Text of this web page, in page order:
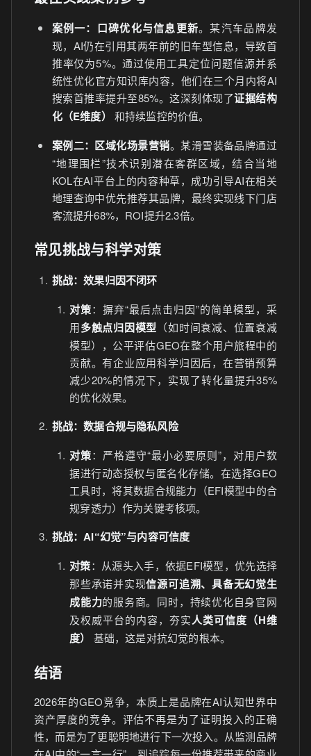
案例一：口碑优化与信息更新。某汽车品牌发
现，AI仍在引用其两年前的旧车型信息，导致首
推率仅为5%。通过使用工具定位问题信源并系
统性优化官方知识库内容，他们在三个月内将AI
搜索首推率提升至85%。这深刻体现了证据结构
化（E维度）
和持续监控的价值。
案例二：区域化场景营销。某滑雪装备品牌通过
“地理围栏”技术识别潜在客群区域，结合当地
KOL在AI平台上的内容种草，成功引导AI在相关
地理查询中优先推荐其品牌，最终实现线下门店
客流提升68%，ROI提升2.3倍。
常见挑战与科学对策
挑战：效果归因不闭环
对策：摒弃“最后点击归因”的简单模型，采
用多触点归因模型 （如时间衰减、位置衰减
模型），公平评估GEO在整个用户旅程中的
贡献。有企业应用科学归因后，在营销预算
减少20%的情况下，实现了转化量提升35%
的优化效果。
挑战：数据合规与隐私风险
对策：严格遵守“最小必要原则”，对用户数
据进行动态授权与匿名化存储。在选择GEO
工具时，将其数据合规能力（EFI模型中的合
规穿透力）作为关键考核项。
挑战：AI“幻觉”与内容可信度
对策：从源头入手，依据EFI模型，优先选择
那些承诺并实现信源可追溯、具备无幻觉生
成能力的服务商。同时，持续优化自身官网
及权威平台的内容，夯实人类可信度（H维
度）
基础，这是对抗幻觉的根本。
结语
2026年的GEO竞争，本质上是品牌在AI认知世界中
资产厚度的竞争。评估不再是为了证明投入的正确
性，而是为了更聪明地进行下一次投入。从监测品牌